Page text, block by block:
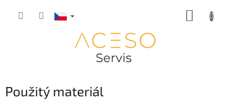
Použitý materiál